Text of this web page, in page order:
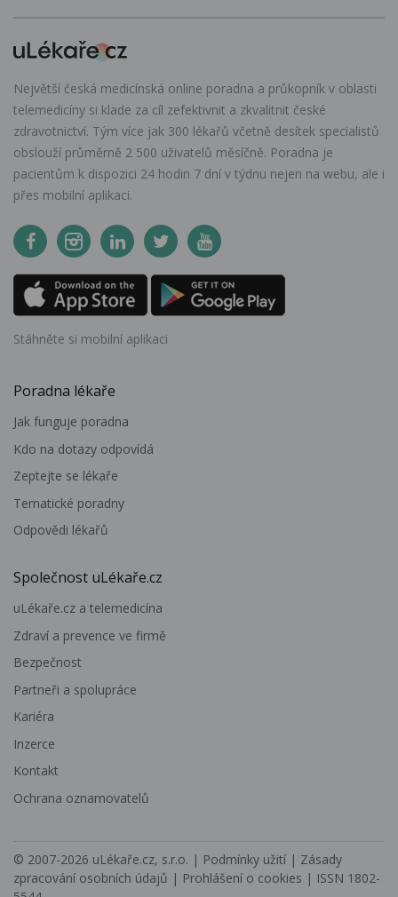
Největší česká medicínská online poradna a průkopník v oblasti
telemedicíny si klade za cíl zefektivnit a zkvalitnit české
zdravotnictví. Tým více jak 300 lékařů včetně desítek specialistů
obslouží průměrně 2 500 uživatelů měsíčně. Poradna je
pacientům k dispozici 24 hodin 7 dní v týdnu nejen na webu, ale i
přes mobilní aplikaci.
Stáhněte si mobilní aplikaci
Poradna lékaře
Jak funguje poradna
Kdo na dotazy odpovídá
Zeptejte se lékaře
Tematické poradny
Odpovědi lékařů
Společnost uLékaře.cz
uLékaře.cz a telemedicína
Zdraví a prevence ve firmě
Bezpečnost
Partneři a spolupráce
Kariéra
Inzerce
Kontakt
Ochrana oznamovatelů
© 2007-2026 uLékaře.cz, s.r.o. | Podmínky užití | Zásady
zpracování osobních údajů | Prohlášení o cookies | ISSN 1802-